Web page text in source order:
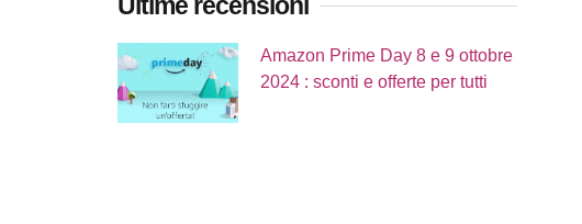
Amazon Prime Day 8 e 9 ottobre
2024 : sconti e offerte per tutti